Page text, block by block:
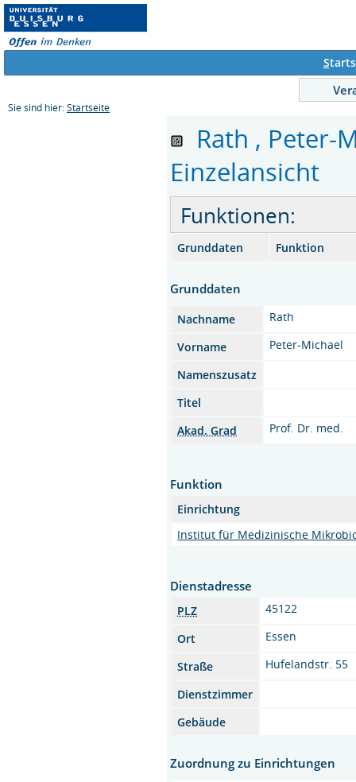
S
Sie sind hier: Startseite
Rath , Peter-
Einzelansicht
Funktionen:
Grunddaten Funktion
Grunddaten
Nachname
Rath
Vorname
Peter-Michael
Namenszusatz
Titel
Akad. Grad
Prof. Dr. med.
Funktion
Einrichtung
Institut für Medizinische
Dienstadresse
PLZ
45122
Ort
Essen
Straße
Hufelandstr. 55
Dienstzimmer
Gebäude
Zuordnung zu Einrichtungen